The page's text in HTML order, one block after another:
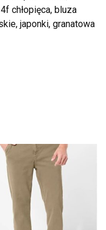
chłopięca, bluza
japonki, granatowa